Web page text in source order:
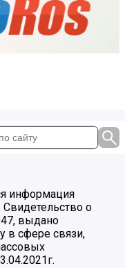
информация
Свидетельство о
выдано
в сфере связи,